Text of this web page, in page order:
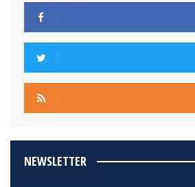
NEWSLETTER